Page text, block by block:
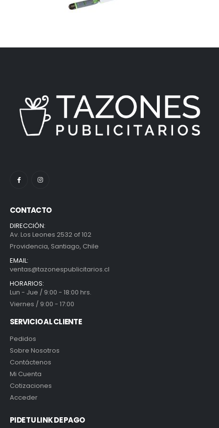
CONTACTO
DIRECCIÓN:
Av. Los Leones 2532 of 102
Providencia, Santiago, Chile
EMAIL:
ventas@tazonespublicitarios.cl
HORARIOS:
Lun - Jue / 9:00 - 18:00 hrs.
Viernes / 9:00 - 17:00
SERVICIO AL CLIENTE
Pedidos
Sobre Nosotros
Contáctenos
Mi Cuenta
Cotizaciones
Acceder
PIDE TU LINK DE PAGO